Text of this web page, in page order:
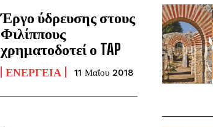
Έργο ύδρευσης στους
Φιλίππους
χρηματοδοτεί ο TAP
ΕΝΈΡΓΕΙΑ 11 Μαΐου 2018